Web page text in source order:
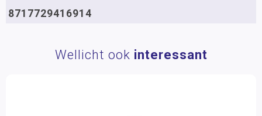
8717729416914
Wellicht ook interessant